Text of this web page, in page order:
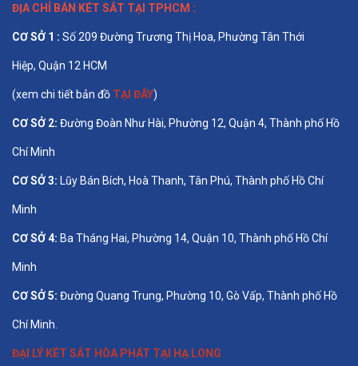
ĐỊA CHỈ BÁN KÉT SẮT TẠI TPHCM :
CƠ SỞ 1 : Số 209 Đường Trương Thị Hoa, Phường Tân Thới
Hiệp, Quận 12 HCM
(xem chi tiết bản đồ TẠI ĐÂY)
CƠ SỞ 2: Đường Đoàn Như Hài, Phường 12, Quận 4, Thành phố Hồ
Chí Minh
CƠ SỞ 3: Lũy Bán Bích, Hoà Thanh, Tân Phú, Thành phố Hồ Chí
Minh
CƠ SỞ 4: Ba Tháng Hai, Phường 14, Quận 10, Thành phố Hồ Chí
Minh
CƠ SỞ 5: Đường Quang Trung, Phường 10, Gò Vấp, Thành phố Hồ
Chí Minh.
ĐẠI LÝ KÉT SẮT HÒA PHÁT TẠI HẠ LONG